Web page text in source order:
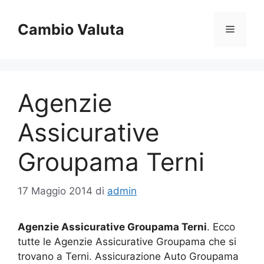
contenuto
Cambio Valuta Menu
Agenzie
Assicurative
Groupama Terni
17 Maggio 2014 di admin
Agenzie Assicurative Groupama Terni. Ecco
tutte le Agenzie Assicurative Groupama che si
trovano a Terni. Assicurazione Auto Groupama